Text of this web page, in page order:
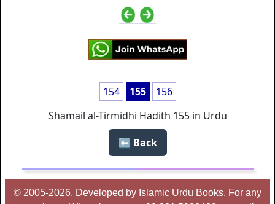
154 155
156
Shamail al-Tirmidhi Hadith 155 in Urdu
Back ⬅️
© 2005-2026, Developed by Islamic Urdu Books, For any